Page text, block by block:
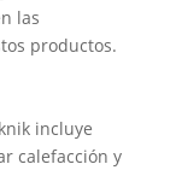
las
productos.
incluye
calefacción y